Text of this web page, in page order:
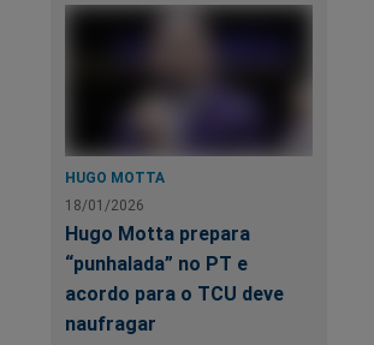
HUGO MOTTA
18/01/2026
Hugo Motta prepara
“punhalada” no PT e
acordo para o TCU deve
naufragar